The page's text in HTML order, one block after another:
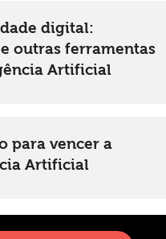
digital:
e outras ferramentas
Artificial
para vencer a
Artificial